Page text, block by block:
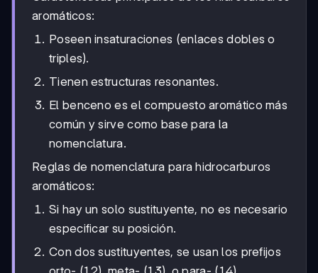
aromáticos:
Poseen insaturaciones (enlaces dobles o
triples).
Tienen estructuras resonantes.
El benceno es el compuesto aromático más
común y sirve como base para la
nomenclatura.
Reglas de nomenclatura para hidrocarburos
aromáticos:
Si hay un solo sustituyente, no es necesario
especificar su posición.
Con dos sustituyentes, se usan los prefijos